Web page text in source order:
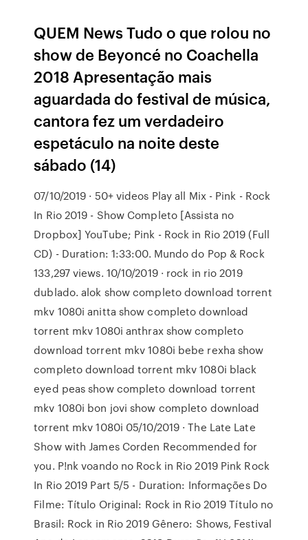
QUEM News Tudo o que rolou no
show de Beyoncé no Coachella
2018 Apresentação mais
aguardada do festival de música,
cantora fez um verdadeiro
espetáculo na noite deste
sábado (14)
07/10/2019 · 50+ videos Play all Mix - Pink - Rock
In Rio 2019 - Show Completo [Assista no
Dropbox] YouTube; Pink - Rock in Rio 2019 (Full
CD) - Duration: 1:33:00. Mundo do Pop & Rock
133,297 views. 10/10/2019 · rock in rio 2019
dublado. alok show completo download torrent
mkv 1080i anitta show completo download
torrent mkv 1080i anthrax show completo
download torrent mkv 1080i bebe rexha show
completo download torrent mkv 1080i black
eyed peas show completo download torrent
mkv 1080i bon jovi show completo download
torrent mkv 1080i 05/10/2019 · The Late Late
Show with James Corden Recommended for
you. P!nk voando no Rock in Rio 2019 Pink Rock
In Rio 2019 Part 5/5 - Duration: Informações Do
Filme: Título Original: Rock in Rio 2019 Título no
Brasil: Rock in Rio 2019 Gênero: Shows, Festival